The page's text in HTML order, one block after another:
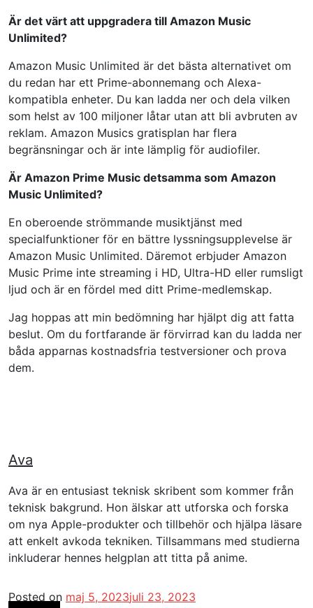
Är det värt att uppgradera till Amazon Music
Unlimited?
Amazon Music Unlimited är det bästa alternativet om
du redan har ett Prime-abonnemang och Alexa-
kompatibla enheter. Du kan ladda ner och dela vilken
som helst av 100 miljoner låtar utan att bli avbruten av
reklam. Amazon Musics gratisplan har flera
begränsningar och är inte lämplig för audiofiler.
Är Amazon Prime Music detsamma som Amazon
Music Unlimited?
En oberoende strömmande musiktjänst med
specialfunktioner för en bättre lyssningsupplevelse är
Amazon Music Unlimited. Däremot erbjuder Amazon
Music Prime inte streaming i HD, Ultra-HD eller rumsligt
ljud och är en fördel med ditt Prime-medlemskap.
Jag hoppas att min bedömning har hjälpt dig att fatta
beslut. Om du fortfarande är förvirrad kan du ladda ner
båda apparnas kostnadsfria testversioner och prova
dem.
Ava
Ava är en entusiast teknisk skribent som kommer från
teknisk bakgrund. Hon älskar att utforska och forska
om nya Apple-produkter och tillbehör och hjälpa läsare
att enkelt avkoda tekniken. Tillsammans med studierna
inkluderar hennes helgplan att titta på anime.
Posted on maj 5, 2023juli 23, 2023